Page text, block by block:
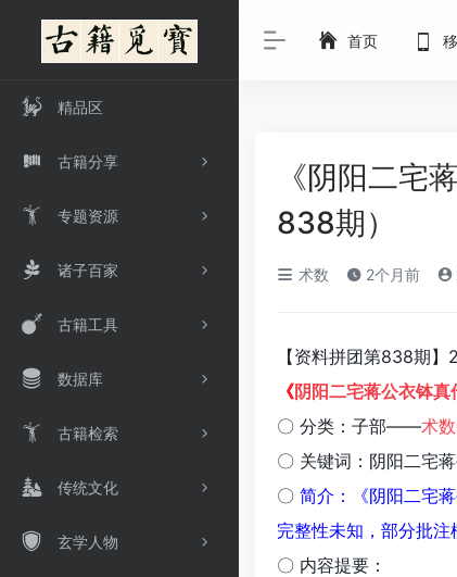
精品区
古籍分享
专题资源
诸子百家
古籍工具
数据库
古籍检索
传统文化
玄学人物
首页
《阴阳二宅
838期）
术数 2个月前
【资料拼团第838期
《阴阳二宅蒋公衣钵真
〇 分类：子部——术数
〇 关键词：阴阳二宅
〇 简介：《阴阳二宅
完整性未知，部分批注
〇 内容提要：